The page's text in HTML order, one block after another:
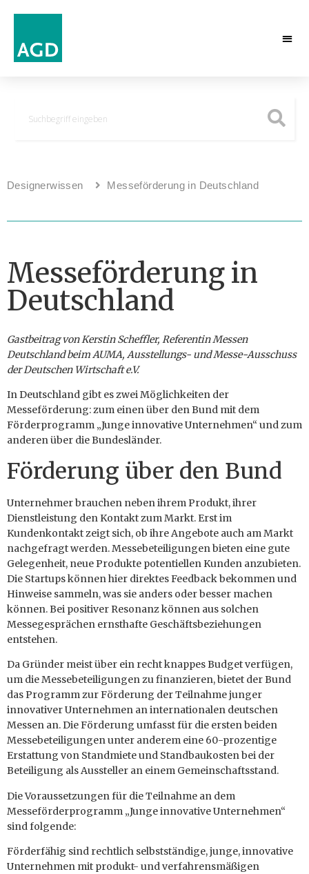
Designerwissen Messeförderung in Deutschland
Messeförderung in
Deutschland
Gastbeitrag von Kerstin Scheffler, Referentin Messen
Deutschland beim AUMA, Ausstellungs- und Messe-Ausschuss
der Deutschen Wirtschaft e.V.
In Deutschland gibt es zwei Möglichkeiten der
Messeförderung: zum einen über den Bund mit dem
Förderprogramm „Junge innovative Unternehmen“ und zum
anderen über die Bundesländer.
Förderung über den Bund
Unternehmer brauchen neben ihrem Produkt, ihrer
Dienstleistung den Kontakt zum Markt. Erst im
Kundenkontakt zeigt sich, ob ihre Angebote auch am Markt
nachgefragt werden. Messebeteiligungen bieten eine gute
Gelegenheit, neue Produkte potentiellen Kunden anzubieten.
Die Startups können hier direktes Feedback bekommen und
Hinweise sammeln, was sie anders oder besser machen
können. Bei positiver Resonanz können aus solchen
Messegesprächen ernsthafte Geschäftsbeziehungen
entstehen.
Da Gründer meist über ein recht knappes Budget verfügen,
um die Messebeteiligungen zu finanzieren, bietet der Bund
das Programm zur Förderung der Teilnahme junger
innovativer Unternehmen an internationalen deutschen
Messen an. Die Förderung umfasst für die ersten beiden
Messebeteiligungen unter anderem eine 60-prozentige
Erstattung von Standmiete und Standbaukosten bei der
Beteiligung als Aussteller an einem Gemeinschaftsstand.
Die Voraussetzungen für die Teilnahme an dem
Messeförderprogramm „Junge innovative Unternehmen“
sind folgende:
Förderfähig sind rechtlich selbstständige, junge, innovative
Unternehmen mit produkt- und verfahrensmäßigen